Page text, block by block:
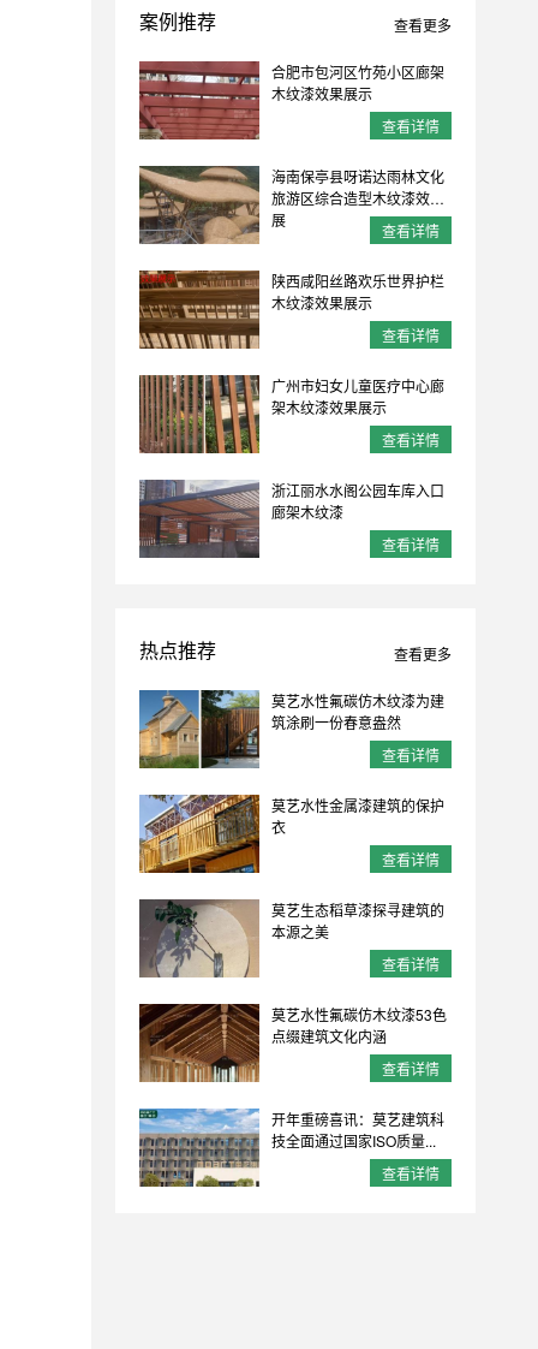
案例推荐 查看更多
合肥市包河区竹苑小区廊架
木纹漆效果展示
查看详情
海南保亭县呀诺达雨林文化
旅游区综合造型木纹漆效果
展
查看详情
陕西咸阳丝路欢乐世界护栏
木纹漆效果展示
查看详情
广州市妇女儿童医疗中心廊
架木纹漆效果展示
查看详情
浙江丽水水阁公园车库入口
廊架木纹漆
查看详情
热点推荐 查看更多
莫艺水性氟碳仿木纹漆为建
筑涂刷一份春意盎然
查看详情
莫艺水性金属漆建筑的保护
衣
查看详情
莫艺生态稻草漆探寻建筑的
本源之美
查看详情
莫艺水性氟碳仿木纹漆53色
点缀建筑文化内涵
查看详情
开年重磅喜讯：莫艺建筑科
技全面通过国家ISO质量...
查看详情